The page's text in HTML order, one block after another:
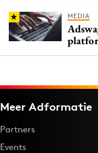
MEDIA
Meer Adformatie
Partners
Events